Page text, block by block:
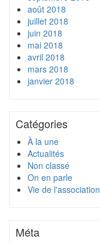
août 2018
juillet 2018
juin 2018
mai 2018
avril 2018
mars 2018
janvier 2018
Catégories
À la une
Actualités
Non classé
On en parle
Vie de l'association
Méta